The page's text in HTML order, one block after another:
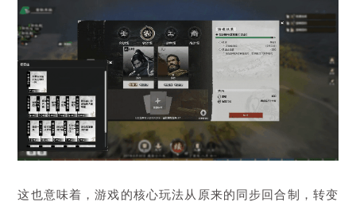
这也意味着，游戏的核心玩法从原来的同步回合制，转变